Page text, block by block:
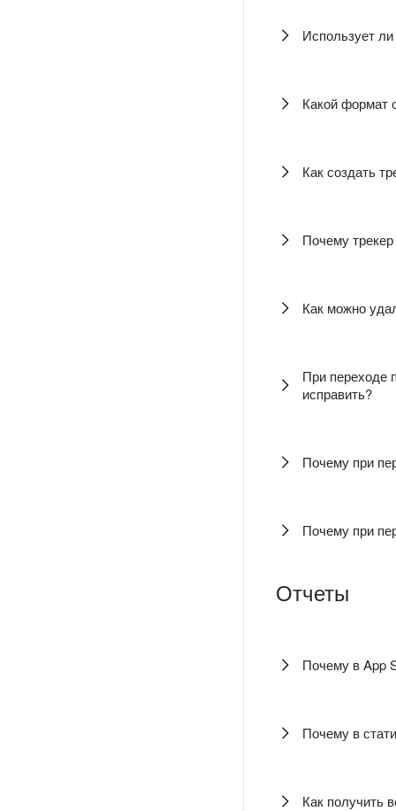
Использует
Какой формат
Как создать
Почему
Как можно
При переходе
исправить?
Почему при
Почему при
Отчеты
Почему в App
Почему в
Как получить